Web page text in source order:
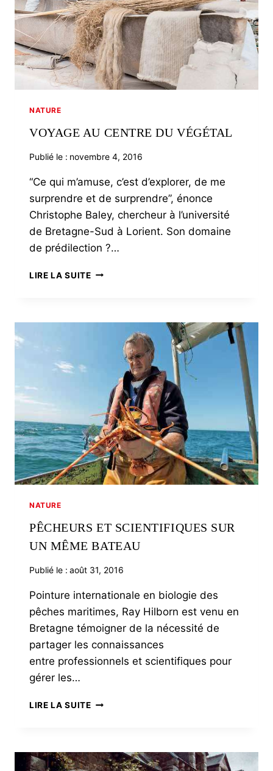
NATURE
VOYAGE AU CENTRE DU VÉGÉTAL
Publié le : novembre 4, 2016
“Ce qui m’amuse, c’est d’explorer, de me
surprendre et de surprendre”, énonce
Christophe Baley, chercheur à l’université
de Bretagne-Sud à Lorient. Son domaine
de prédilection ?…
LIRE LA SUITEVOYAGE
VÉGÉTAL
NATURE
PÊCHEURS ET SCIENTIFIQUES SUR
UN MÊME BATEAU
Publié le : août 31, 2016
Pointure internationale en biologie des
pêches maritimes, Ray Hilborn est venu en
Bretagne témoigner de la nécessité de
partager les connaissances
entre professionnels et scientifiques pour
gérer les…
LIRE LA SUITEPÊCHEURS
UN
MÊME